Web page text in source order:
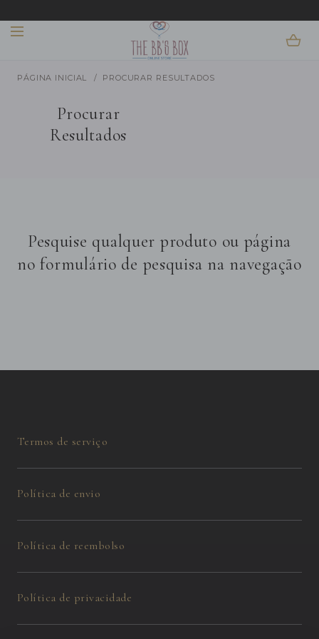
CONTEÚDO
PÁGINA INICIAL PROCURAR RESULTADOS
Procurar
Resultados
Pesquise qualquer produto ou página
no formulário de pesquisa na navegação
Termos de serviço
Política de envio
Política de reembolso
Política de privacidade